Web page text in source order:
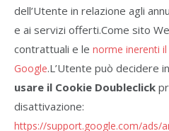
dell’Utente in relazione agli
e ai servizi offerti.Come sito
contrattuali e le norme inerenti
Google.L’Utente può decidere
usare il Cookie Doubleclick
disattivazione:
https://support.google.com/ads/